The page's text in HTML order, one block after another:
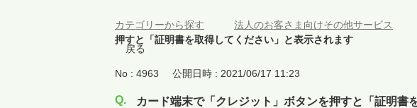
カテゴリーから探す 法人のお客さま向けその他サービス
押すと「証明書を取得してください」と表示されます
戻る
No : 4963 公開日時 : 2021/06/17 11:23
カード端末で「クレジット」ボタンを押すと「証明書